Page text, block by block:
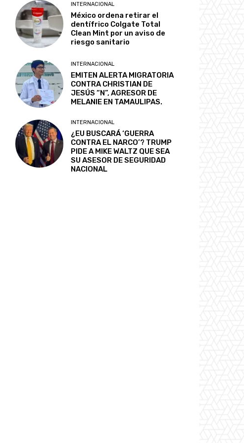
INTERNACIONAL
México ordena retirar el
dentífrico Colgate Total
Clean Mint por un aviso de
riesgo sanitario
INTERNACIONAL
EMITEN ALERTA MIGRATORIA
CONTRA CHRISTIAN DE
JESÚS “N”, AGRESOR DE
MELANIE EN TAMAULIPAS.
INTERNACIONAL
¿EU BUSCARÁ ‘GUERRA
CONTRA EL NARCO’? TRUMP
PIDE A MIKE WALTZ QUE SEA
SU ASESOR DE SEGURIDAD
NACIONAL